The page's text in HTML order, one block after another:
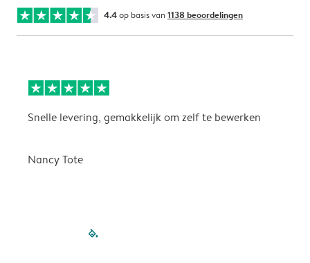
4.4op basis van 1138 beoordelingen
Snelle levering, gemakkelijk om zelf te bewerken
Nancy Tote
filled-pagination